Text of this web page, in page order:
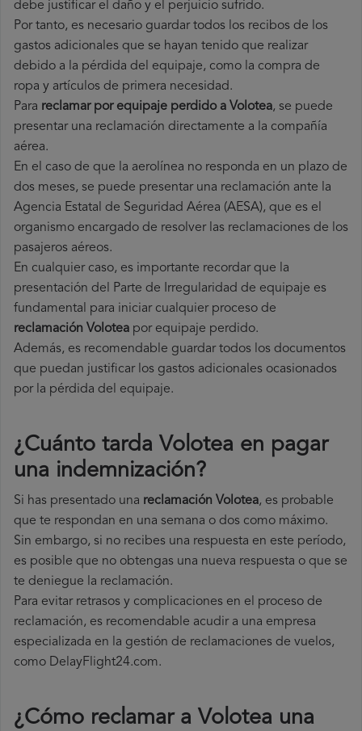
debe justificar el daño y el perjuicio sufrido.
Por tanto, es necesario guardar todos los recibos de los
gastos adicionales que se hayan tenido que realizar
debido a la pérdida del equipaje, como la compra de
ropa y artículos de primera necesidad.
Para reclamar por equipaje perdido a Volotea, se puede
presentar una reclamación directamente a la compañía
aérea.
En el caso de que la aerolínea no responda en un plazo de
dos meses, se puede presentar una reclamación ante la
Agencia Estatal de Seguridad Aérea (AESA), que es el
organismo encargado de resolver las reclamaciones de los
pasajeros aéreos.
En cualquier caso, es importante recordar que la
presentación del Parte de Irregularidad de equipaje es
fundamental para iniciar cualquier proceso de
reclamación Volotea por equipaje perdido.
Además, es recomendable guardar todos los documentos
que puedan justificar los gastos adicionales ocasionados
por la pérdida del equipaje.
¿Cuánto tarda Volotea en pagar
una indemnización?
Si has presentado una reclamación Volotea, es probable
que te respondan en una semana o dos como máximo.
Sin embargo, si no recibes una respuesta en este período,
es posible que no obtengas una nueva respuesta o que se
te deniegue la reclamación.
Para evitar retrasos y complicaciones en el proceso de
reclamación, es recomendable acudir a una empresa
especializada en la gestión de reclamaciones de vuelos,
como DelayFlight24.com.
¿Cómo reclamar a Volotea una